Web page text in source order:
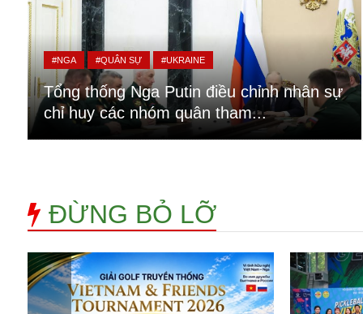
Aeroflot
ASEAN
Argentina
Ai
Azovstal
#NGA #QUÂN SỰ #UKRAINE
Tổng thống Nga Putin điều chỉnh nhân sự
chỉ huy các nhóm quân tham...
ĐỪNG BỎ LỠ